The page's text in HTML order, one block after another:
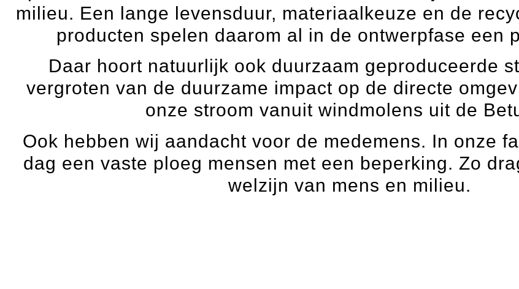
milieu. Een lange levensduur, materiaalkeuze en de
producten spelen daarom al in de ontwerpfase een
Daar hoort natuurlijk ook duurzaam geproduceerde
vergroten van de duurzame impact op de directe
onze stroom vanuit windmolens uit de
Ook hebben wij aandacht voor de medemens. In onze
dag een vaste ploeg mensen met een beperking. Zo
welzijn van mens en milieu.